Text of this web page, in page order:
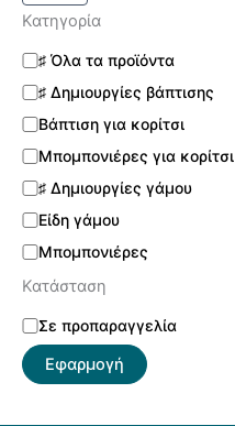
Κατηγορία
♯ Όλα τα προϊόντα
♯ Δημιουργίες βάπτισης
Βάπτιση για κορίτσι
Μπομπονιέρες για κορίτσι
♯ Δημιουργίες γάμου
Είδη γάμου
Μπομπονιέρες
Κατάσταση
Σε προπαραγγελία
Εφαρμογή